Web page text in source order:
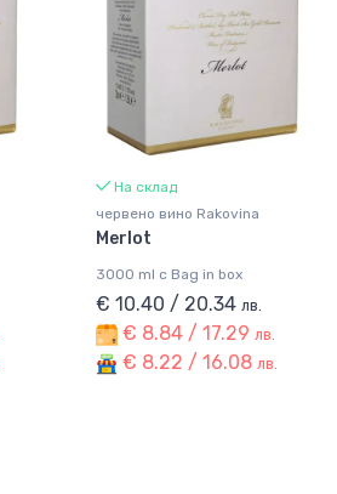
На склад
червено вино Rakovina
Merlot
3000 ml с Bag in box
€ 10.40 / 20.34 лв.
€ 8.84 / 17.29 лв.
€ 8.22 / 16.08 лв.